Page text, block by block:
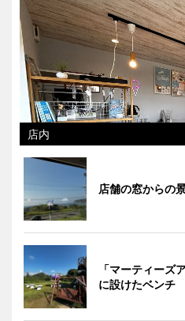
店内
店舗の窓からの
「マーティーズ
に設けたベンチ